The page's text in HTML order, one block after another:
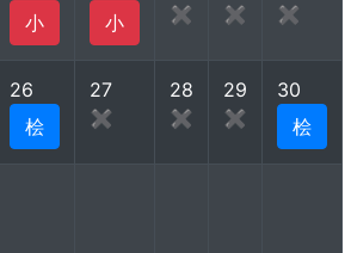
小
小
✖
✖
✖
26
桧
27
✖
28
✖
29
✖
30
桧